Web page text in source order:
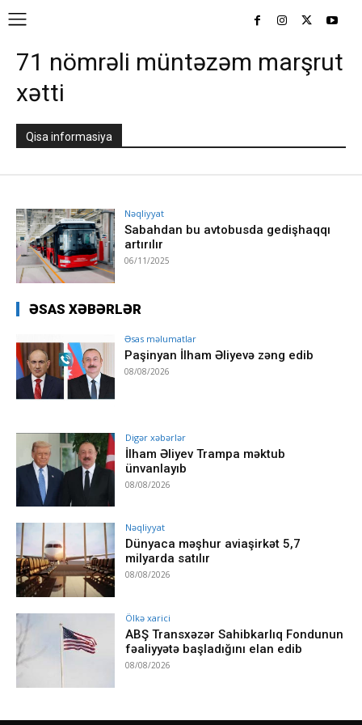
71 nömrəli müntəzəm marşrut
xətti
Qisa informasiya
Nəqliyyat
Sabahdan bu avtobusda gedişhaqqı
artırılır
06/11/2025
ƏSAS XƏBƏRLƏR
Əsas məlumatlar
Paşinyan İlham Əliyevə zəng edib
08/08/2026
Digər xəbərlər
İlham Əliyev Trampa məktub
ünvanlayıb
08/08/2026
Nəqliyyat
Dünyaca məşhur aviaşirkət 5,7
milyarda satılır
08/08/2026
Ölkə xarici
ABŞ Transxəzər Sahibkarlıq Fondunun
fəaliyyətə başladığını elan edib
08/08/2026